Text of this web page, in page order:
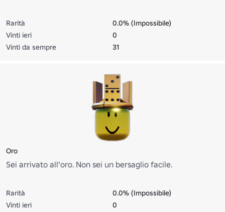
Rarità
0.0% (Impossibile)
Vinti ieri
0
Vinti da sempre
31
Oro
Sei arrivato all'oro. Non sei un bersaglio facile.
Rarità
0.0% (Impossibile)
Vinti ieri
0